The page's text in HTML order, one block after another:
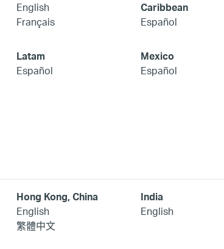
English
Français
Caribbean
Español
Latam
Español
Mexico
Español
Hong Kong, China
English
繁體中文
India
English